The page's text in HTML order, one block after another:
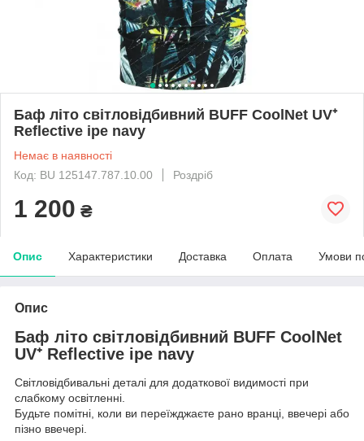
Баф літо світловідбивний BUFF CoolNet UV⁺
Reflective ipe navy
Немає в наявності
Код: BU 125147.787.10.00
Роздріб
1 200 ₴
Опис Характеристики Доставка Оплата Умови
Опис
Баф літо світловідбивний BUFF CoolNet
UV⁺ Reflective ipe navy
Світловідбивальні деталі для додаткової видимості при
слабкому освітленні.
Будьте помітні, коли ви переїжджаєте рано вранці, ввечері або
пізно ввечері.